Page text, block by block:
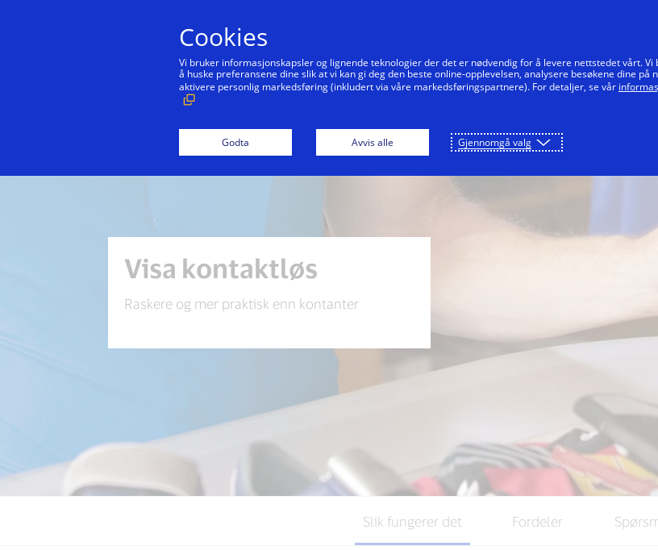
Visa kontaktløs
Raskere og mer praktisk enn kontanter
Slik fungerer det Fordeler
Cookies
Vi bruker informasjonskapsler og lignende teknologier der det er nødvendig for å levere nettstedet vårt. Vi
å huske preferansene dine slik at vi kan gi deg den beste online-opplevelsen, analysere besøkene dine på
aktivere personlig markedsføring (inkludert via våre markedsføringspartnere). For detaljer, se vår
Godta Avvis alle Gjennomgå valg